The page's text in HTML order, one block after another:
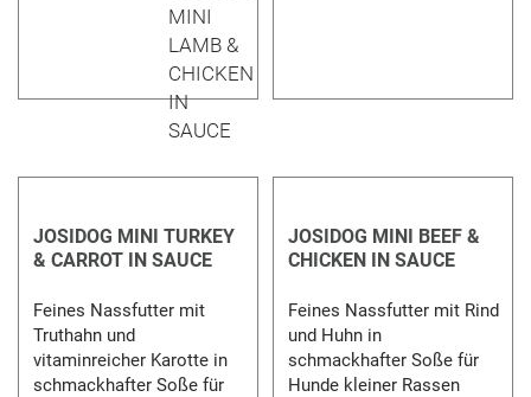
JOSIDOG MINI TURKEY
& CARROT IN SAUCE
Feines Nassfutter mit
Truthahn und
vitaminreicher Karotte in
schmackhafter Soße für
JOSIDOG MINI BEEF &
CHICKEN IN SAUCE
Feines Nassfutter mit Rind
und Huhn in
schmackhafter Soße für
Hunde kleiner Rassen